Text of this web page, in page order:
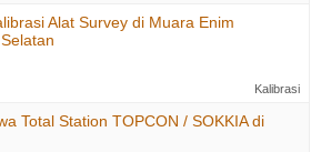
Alat Survey di Muara Enim
Kalibrasi
Total Station TOPCON / SOKKIA di